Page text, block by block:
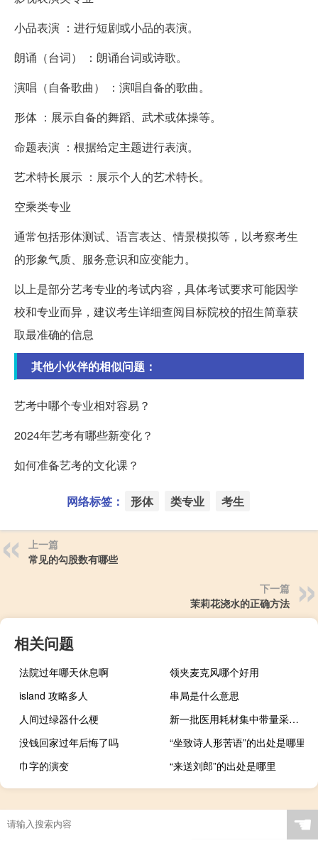
小品表演 ：进行短剧或小品的表演。
朗诵（台词） ：朗诵台词或诗歌。
演唱（自备歌曲） ：演唱自备的歌曲。
形体 ：展示自备的舞蹈、武术或体操等。
命题表演 ：根据给定主题进行表演。
艺术特长展示 ：展示个人的艺术特长。
空乘类专业
通常包括形体测试、语言表达、情景模拟等，以考察考生
的形象气质、服务意识和应变能力。
以上是部分艺考专业的考试内容，具体考试要求可能因学
校和专业而异，建议考生详细查阅目标院校的招生简章获
取最准确的信息
其他小伙伴的相似问题：
艺考中哪个专业相对容易？
2024年艺考有哪些新变化？
如何准备艺考的文化课？
网络标签： 形体 类专业 考生
上一篇
常见的勾股数有哪些
下一篇
茉莉花浇水的正确方法
相关问题
法院过年哪天休息啊
领夹麦克风哪个好用
island 攻略多人
串局是什么意思
人间过绿器什么梗
新一批医用耗材集中带量采购将启动
没钱回家过年后悔了吗
“坐致诗人形苦语”的出处是哪里
巾字的演变
“来送刘郎”的出处是哪里
☚